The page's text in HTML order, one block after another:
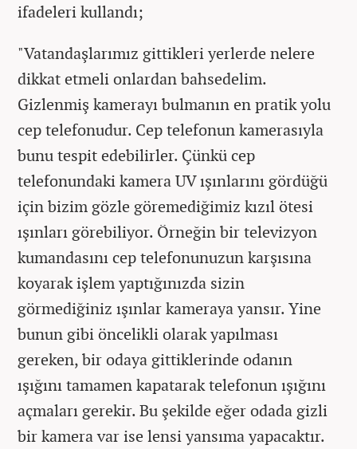
ifadeleri kullandı;
"Vatandaşlarımız gittikleri yerlerde nelere
dikkat etmeli onlardan bahsedelim.
Gizlenmiş kamerayı bulmanın en pratik yolu
cep telefonudur. Cep telefonun kamerasıyla
bunu tespit edebilirler. Çünkü cep
telefonundaki kamera UV ışınlarını gördüğü
için bizim gözle göremediğimiz kızıl ötesi
ışınları görebiliyor. Örneğin bir televizyon
kumandasını cep telefonunuzun karşısına
koyarak işlem yaptığınızda sizin
görmediğiniz ışınlar kameraya yansır. Yine
bunun gibi öncelikli olarak yapılması
gereken, bir odaya gittiklerinde odanın
ışığını tamamen kapatarak telefonun ışığını
açmaları gerekir. Bu şekilde eğer odada gizli
bir kamera var ise lensi yansıma yapacaktır.